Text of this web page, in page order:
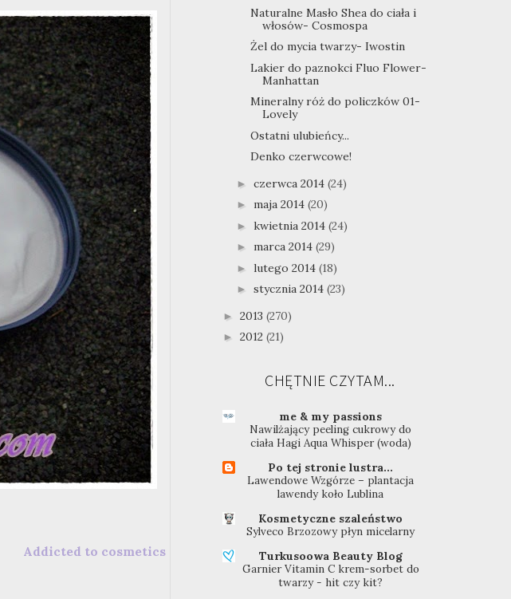
Addicted to cosmetics
Naturalne Masło Shea do ciała i
włosów- Cosmospa
Żel do mycia twarzy- Iwostin
Lakier do paznokci Fluo Flower-
Manhattan
Mineralny róż do policzków 01-
Lovely
Ostatni ulubieńcy...
Denko czerwcowe!
► czerwca 2014 (24)
► maja 2014 (20)
► kwietnia 2014 (24)
► marca 2014 (29)
► lutego 2014 (18)
► stycznia 2014 (23)
► 2013 (270)
► 2012 (21)
CHĘTNIE CZYTAM...
me & my passions
Nawilżający peeling cukrowy do
ciała Hagi Aqua Whisper (woda)
Po tej stronie lustra...
Lawendowe Wzgórze – plantacja
lawendy koło Lublina
Kosmetyczne szaleństwo
Sylveco Brzozowy płyn micelarny
Turkusoowa Beauty Blog
Garnier Vitamin C krem-sorbet do
twarzy - hit czy kit?